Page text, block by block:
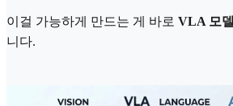
이걸 가능하게 만드는 게 바로 VLA 모델
니다.